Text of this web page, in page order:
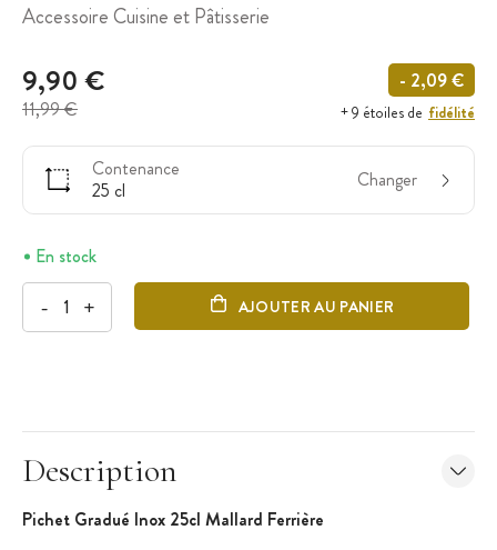
Accessoire Cuisine et Pâtisserie
9,90 €
11,99 €
- 2,09 €
+ 9 étoiles de fidélité
Contenance
25 cl
Changer
En stock
- + AJOUTER AU PANIER
Description
Pichet Gradué Inox 25cl Mallard Ferrière